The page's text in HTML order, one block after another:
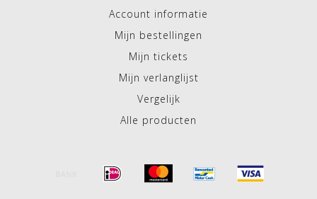
Account informatie
Mijn bestellingen
Mijn tickets
Mijn verlanglijst
Vergelijk
Alle producten